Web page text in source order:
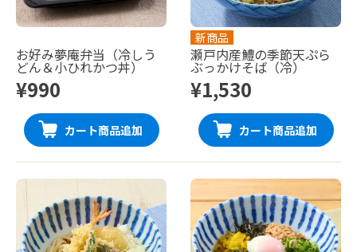
お好み夢庵弁当（冷しう
どん＆小ひれかつ丼）
¥990
カート商品追加
新商品
瀬戸内産鱧の季節天ぷら
ぶっかけそば（冷）
¥1,530
カート商品追加